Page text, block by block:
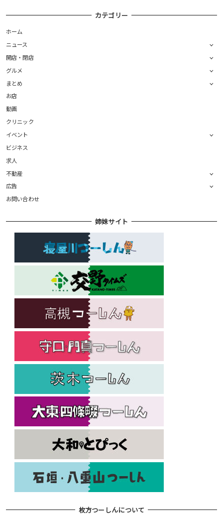
カテゴリー
ホーム
ニュース
開店・閉店
グルメ
まとめ
お店
動画
クリニック
イベント
ビジネス
求人
不動産
広告
お問い合わせ
姉妹サイト
枚方つーしんについて